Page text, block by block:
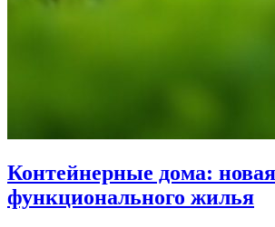
Контейнерные дома:
функционального жилья